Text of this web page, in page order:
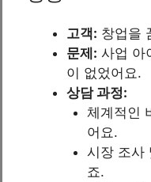
고객: 창업을
문제: 사업 아
이 없었어요.
상담 과정:
체계적인
어요.
시장 조사
죠.